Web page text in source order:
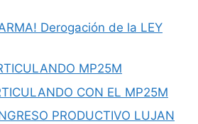
Derogación de la LEY
MP25M
CON EL MP25M
PRODUCTIVO LUJAN